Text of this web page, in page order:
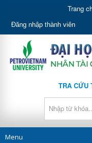
Trang
Đăng nhập thành viên
TRA CỨU
Menu